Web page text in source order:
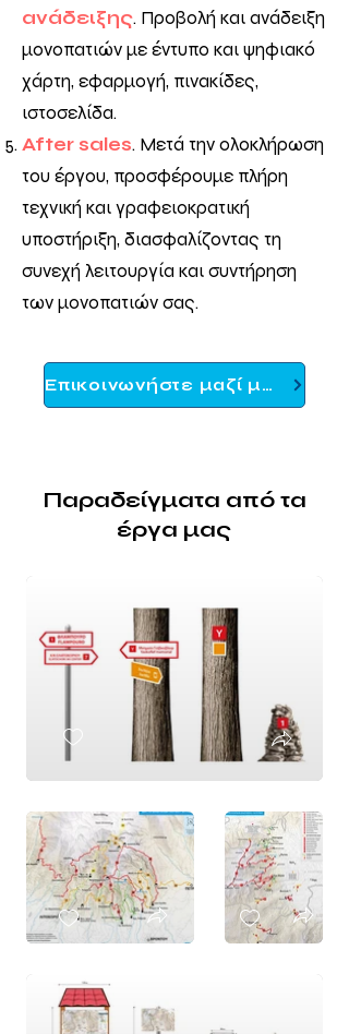
ανάδειξης. Προβολή και ανάδειξη
μονοπατιών με έντυπο και ψηφιακό
χάρτη, εφαρμογή, πινακίδες,
ιστοσελίδα.
After sales. Μετά την ολοκλήρωση
του έργου, προσφέρουμε πλήρη
τεχνική και γραφειοκρατική
υποστήριξη, διασφαλίζοντας τη
συνεχή λειτουργία και συντήρηση
των μονοπατιών σας.
Επικοινωνήστε μαζί μας
Παραδείγματα από τα
έργα μας